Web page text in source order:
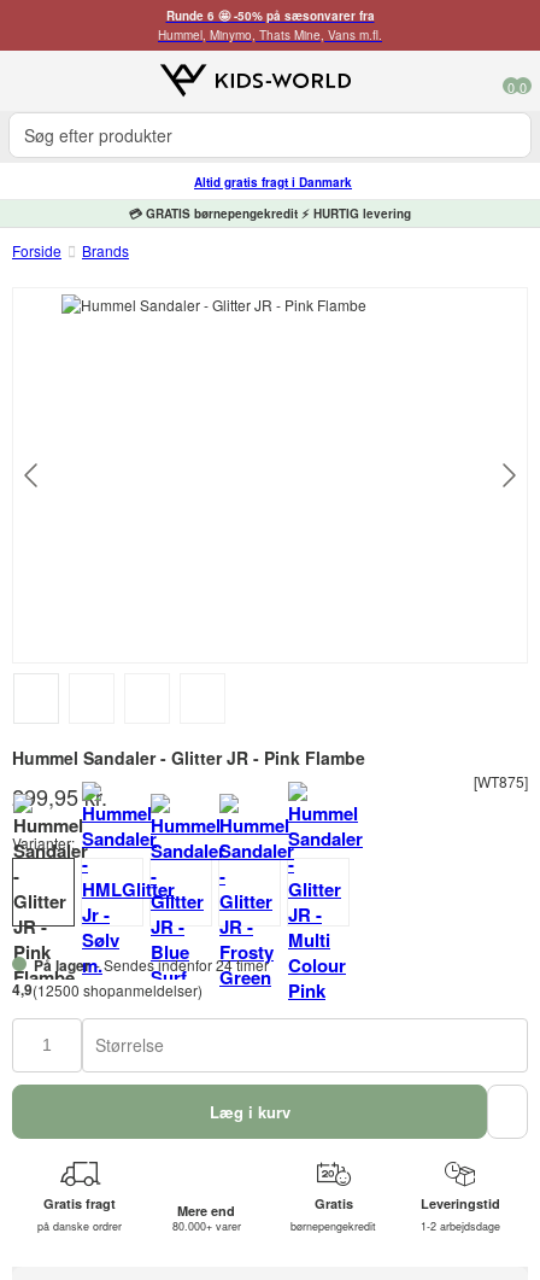
Runde 6 🤩 -50% på sæsonvarer fra
Hummel, Minymo, Thats Mine, Vans m.fl.
0 0
Altid gratis fragt i Danmark
💳 GRATIS børnepengekredit ⚡ HURTIG levering
Forside Brands
Hummel Sandaler - Glitter JR - Pink Flambe
[WT875]
299,95 kr.
Varianter:
På lager- Sendes indenfor 24 timer
4,9(12500 shopanmeldelser)
Størrelse
Læg i kurv
Gratis fragt
på danske ordrer
Mere end
80.000+ varer
Gratis
børnepengekredit
Leveringstid
1-2 arbejdsdage